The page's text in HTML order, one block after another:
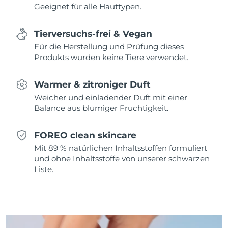
Geeignet für alle Hauttypen.
Tierversuchs-frei & Vegan
Für die Herstellung und Prüfung dieses
Produkts wurden keine Tiere verwendet.
Warmer & zitroniger Duft
Weicher und einladender Duft mit einer
Balance aus blumiger Fruchtigkeit.
FOREO clean skincare
Mit 89 % natürlichen Inhaltsstoffen formuliert
und ohne Inhaltsstoffe von unserer schwarzen
Liste.
Monaco
Niederlande
Erwartete Lieferung
Norwegen
Erwartete Lieferung
09/08/2026
Oman
Philippinen
Erwartete Lieferung
12/08/2026
Portugal
Erwartete Lieferung